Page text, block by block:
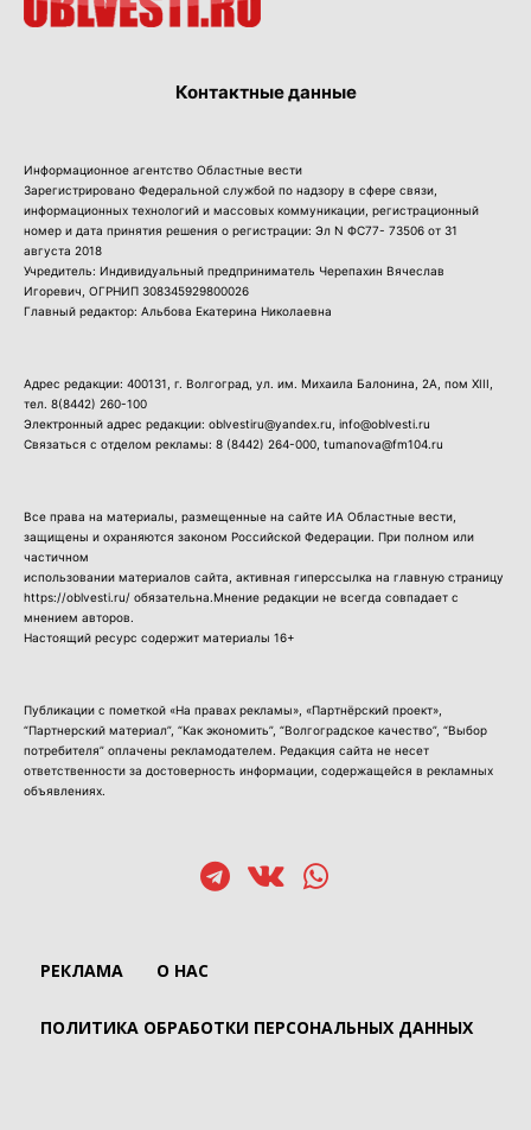
Контактные данные
Информационное агентство Областные вести
Зарегистрировано Федеральной службой по надзору в сфере связи,
информационных технологий и массовых коммуникации, регистрационный
номер и дата принятия решения о регистрации: Эл N ФС77- 73506 от 31
августа 2018
Учредитель: Индивидуальный предприниматель Черепахин Вячеслав
Игоревич, ОГРНИП 308345929800026
Главный редактор: Альбова Екатерина Николаевна
Адрес редакции: 400131, г. Волгоград, ул. им. Михаила Балонина, 2А, пом XIII,
тел. 8(8442) 260-100
Электронный адрес редакции: oblvestiru@yandex.ru, info@oblvesti.ru
Связаться с отделом рекламы: 8 (8442) 264-000 , tumanova@fm104.ru
Все права на материалы, размещенные на сайте ИА Областные вести,
защищены и охраняются законом Российской Федерации. При полном или
частичном
использовании материалов сайта, активная гиперссылка на главную страницу
https://oblvesti.ru/ обязательна.Мнение редакции не всегда совпадает с
мнением авторов.
Настоящий ресурс содержит материалы 16+
Публикации с пометкой «На правах рекламы», «Партнёрский проект»,
“Партнерский материал”, “Как экономить”, “Волгоградское качество”, “Выбор
потребителя” оплачены рекламодателем. Редакция сайта не несет
ответственности за достоверность информации, содержащейся в рекламных
объявлениях.
РЕКЛАМА О НАС
ПОЛИТИКА ОБРАБОТКИ ПЕРСОНАЛЬНЫХ ДАННЫХ